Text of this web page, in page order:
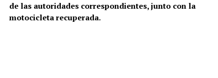
de las autoridades correspondientes, junto con la
motocicleta recuperada.